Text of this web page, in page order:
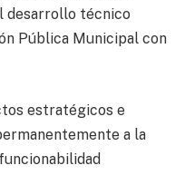
desarrollo técnico
Pública Municipal con
estratégicos e
a la